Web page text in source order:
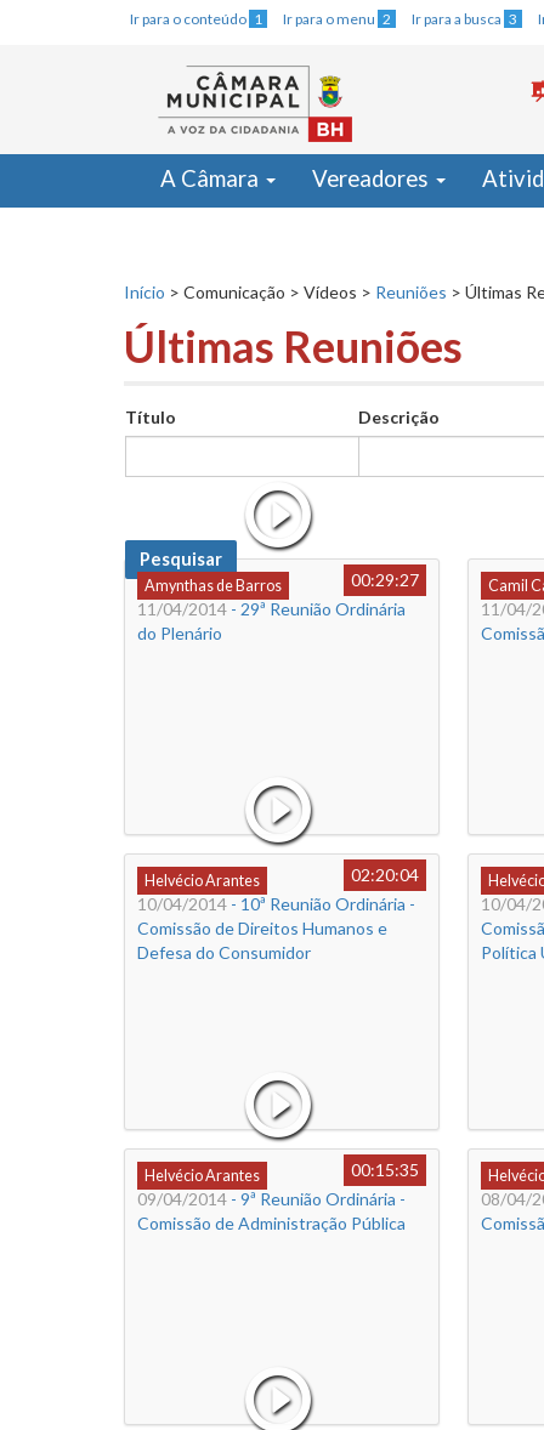
Ir para o conteúdo 1 Ir para o menu 2 Ir para a busca 3
A Câmara Vereadores
Início > Comunicação > Vídeos > Reuniões > Últimas
Últimas Reuniões
Título Descrição
Pesquisar
Amynthas de Barros
00:29:27
11/04/2014 - 29ª Reunião Ordinária
do Plenário
Camil
11/04/
Helvécio Arantes
02:20:04
10/04/2014 - 10ª Reunião Ordinária -
Comissão de Direitos Humanos e
Defesa do Consumidor
10/04/
Política
Helvécio Arantes
00:15:35
09/04/2014 - 9ª Reunião Ordinária -
Comissão de Administração Pública
08/04/